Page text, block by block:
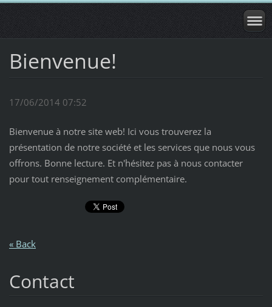
Bienvenue!
17/06/2014 07:52
Bienvenue à notre site web! Ici vous trouverez la
présentation de notre société et les services que nous vous
offrons. Bonne lecture. Et n'hésitez pas à nous contacter
pour tout renseignement complémentaire.
« Back
Contact